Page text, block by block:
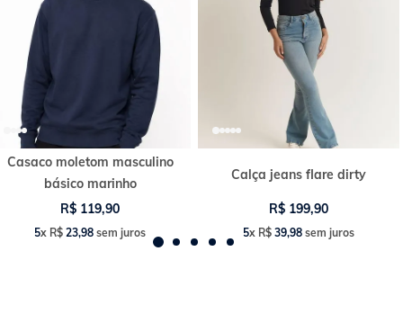
Casaco moletom masculino
básico marinho
R$ 119,90
5x R$ 23,98 sem juros
Calça jeans flare dirty
R$ 199,90
5x R$ 39,98 sem juros